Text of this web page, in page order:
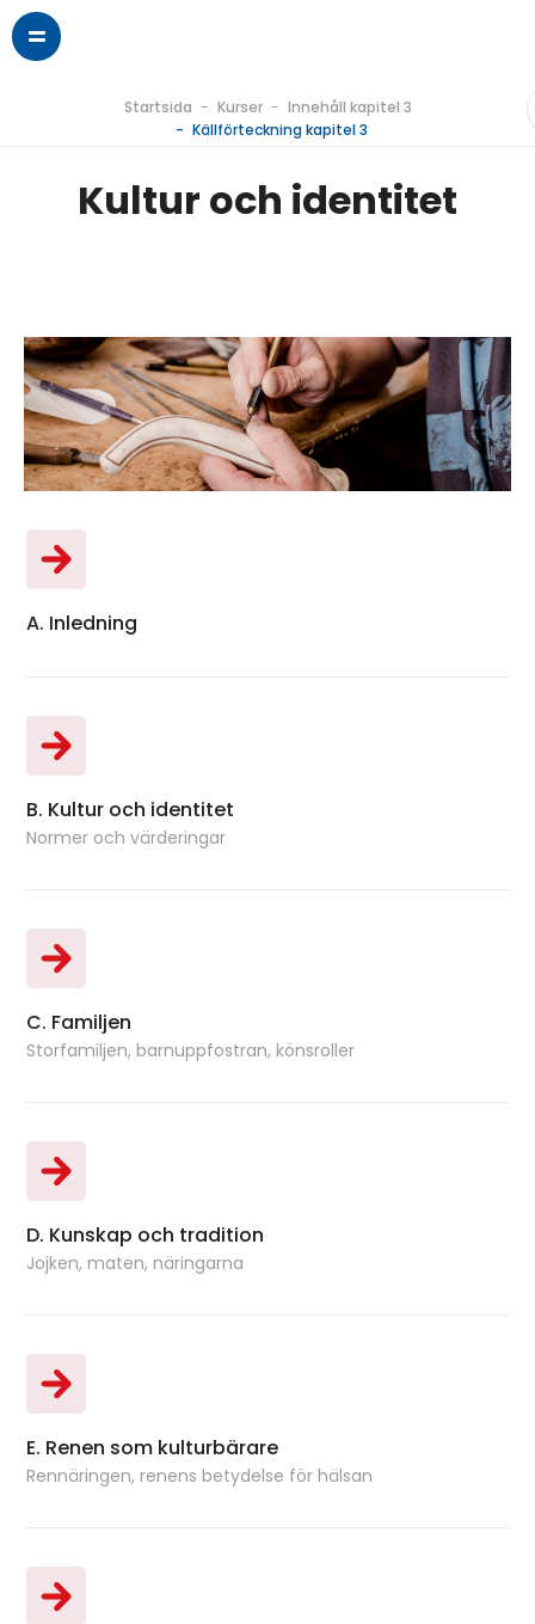
Startsida Kurser
Innehåll kapitel 3
Källförteckning kapitel 3
Kultur och identitet
A. Inledning
B. Kultur och identitet
Normer och värderingar
C. Familjen
Storfamiljen, barnuppfostran, könsroller
D. Kunskap och tradition
Jojken, maten, näringarna
E. Renen som kulturbärare
Rennäringen, renens betydelse för hälsan